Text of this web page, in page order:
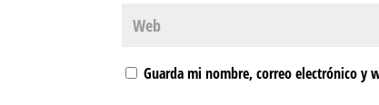
Guarda mi nombre, correo electrónico y